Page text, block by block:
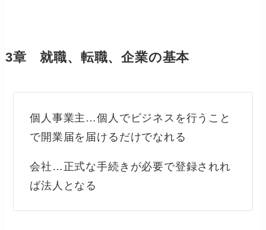
3章 就職、転職、企業の基本
個人事業主…個人でビジネスを行うこと
で開業届を届けるだけでなれる
会社…正式な手続きが必要で登録されれ
ば法人となる